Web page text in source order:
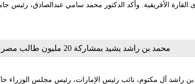
القارة الأفريقية. وأكد الدكتور محمد سامي عبدالصادق، رئيس
محمد بن راشد يشيد بمشاركة 20 مليون طالب مصري في تحدي القراءة العربي
بن راشد آل مكتوم، نائب رئيس الإمارات، رئيس مجلس الوزراء